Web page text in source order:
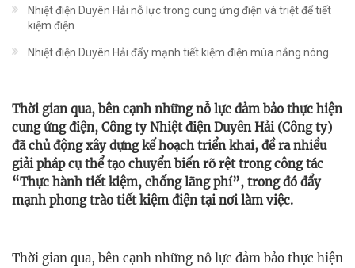
Nhiệt điện Duyên Hải nỗ lực trong cung ứng điện và triệt để tiết
kiệm điện
Nhiệt điện Duyên Hải đẩy mạnh tiết kiệm điện mùa nắng nóng
Thời gian qua, bên cạnh những nỗ lực đảm bảo thực hiện
cung ứng điện, Công ty Nhiệt điện Duyên Hải (Công ty)
đã chủ động xây dựng kế hoạch triển khai, đề ra nhiều
giải pháp cụ thể tạo chuyển biến rõ rệt trong công tác
“Thực hành tiết kiệm, chống lãng phí”, trong đó đẩy
mạnh phong trào tiết kiệm điện tại nơi làm việc.
Thời gian qua, bên cạnh những nỗ lực đảm bảo thực hiện